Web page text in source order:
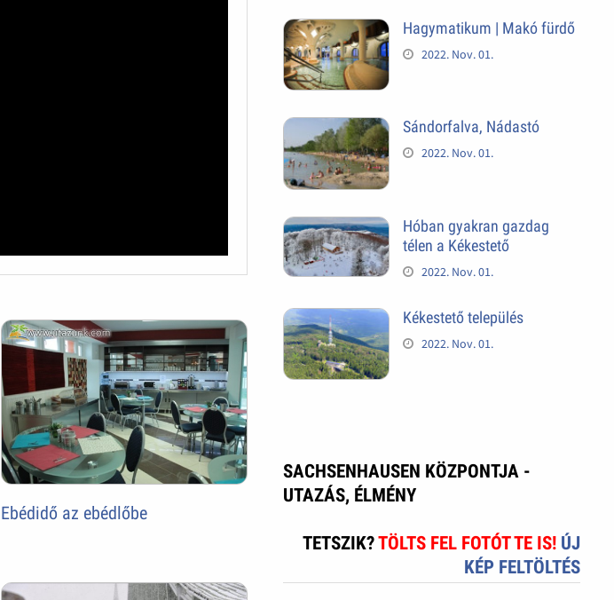
Ebédidő az ebédlőbe
Hagymatikum | Makó fürdő
2022. Nov. 01.
Sándorfalva, Nádastó
2022. Nov. 01.
Hóban gyakran gazdag
télen a Kékestető
2022. Nov. 01.
Kékestető település
2022. Nov. 01.
SACHSENHAUSEN KÖZPONTJA -
UTAZÁS, ÉLMÉNY
TETSZIK?TÖLTS FEL FOTÓT TE IS! ÚJ
KÉP FELTÖLTÉS